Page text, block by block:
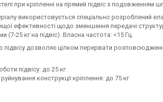
при кріпленні на прямий підвіс з подовженням
використовується спеціально розроблений
ефективності щодо зменшення передачі
(7-25 кг на підвіс). Власна частота: <15 Гц.
підвісу дозволяє цілком перервати
підвісу: до 25 кг
конструкції кріплення: до 75 кг